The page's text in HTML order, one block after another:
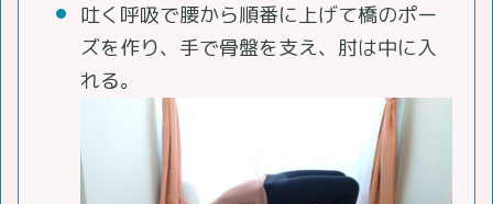
吐く呼吸で腰から順番に上げて橋のポー
ズを作り、手で骨盤を支え、肘は中に入
れる。